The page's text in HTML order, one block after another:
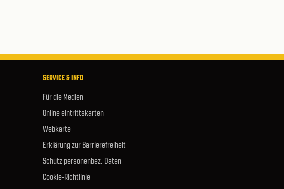
SERVICE & INFO
Für die Medien
Online eintrittskarten
Webkarte
Erklärung zur Barrierefreiheit
Schutz personenbez. Daten
Cookie-Richtlinie